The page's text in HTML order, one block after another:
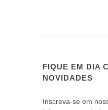
FIQUE EM DIA
NOVIDADES
Inscreva-se em